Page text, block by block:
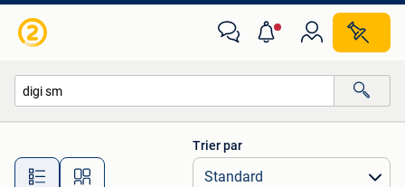
Toutes les distances…
Trier par